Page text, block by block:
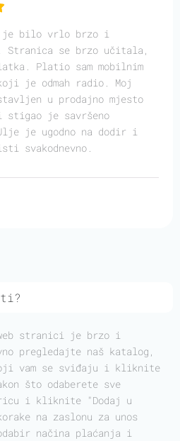
je bilo vrlo brzo i
Stranica se brzo učitala,
Platio sam mobilnim
je odmah radio. Moj
u prodajno mjesto
je savršeno
je ugodno na dodir i
svakodnevno.
stranici je brzo i
pregledajte naš katalog,
vam se sviđaju i kliknite
što odaberete sve
i kliknite "Dodaj u
na zaslonu za unos
načina plaćanja i